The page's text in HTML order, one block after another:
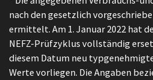
nach den gesetzlich
ermittelt. Am 1. Januar 2022 hat
NEFZ-Prüfzyklus vollständig
diesem Datum neu
Werte vorliegen. Die Angaben